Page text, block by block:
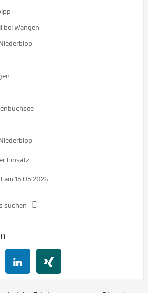
bei Wangen
Einsatz
am 15.05.2026
suchen